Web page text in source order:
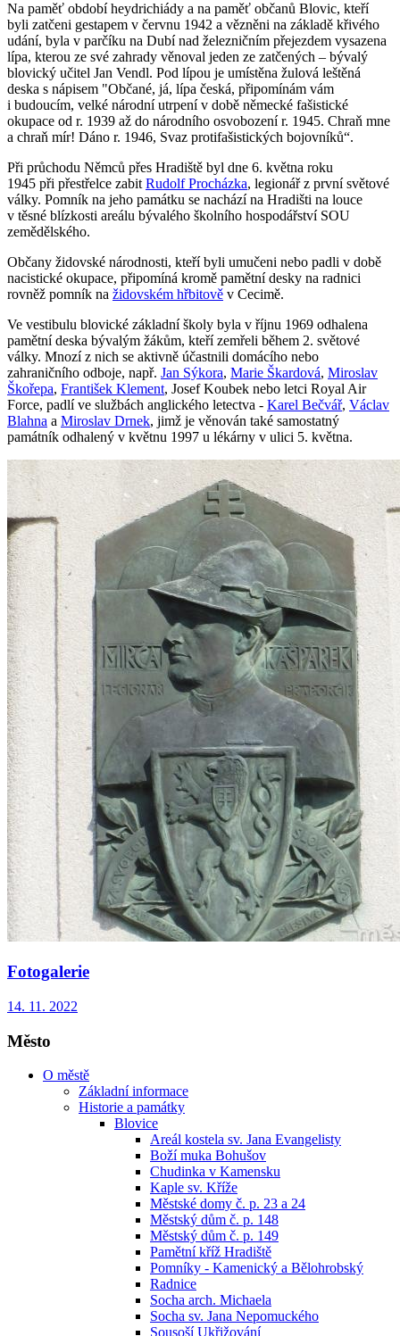
Na paměť období heydrichiády a na paměť občanů Blovic, kteří
byli zatčeni gestapem v červnu 1942 a vězněni na základě křivého
udání, byla v parčíku na Dubí nad železničním přejezdem vysazena
lípa, kterou ze své zahrady věnoval jeden ze zatčených – bývalý
blovický učitel Jan Vendl. Pod lípou je umístěna žulová leštěná
deska s nápisem "Občané, já, lípa česká, připomínám vám
i budoucím, velké národní utrpení v době německé fašistické
okupace od r. 1939 až do národního osvobození r. 1945. Chraň mne
a chraň mír! Dáno r. 1946, Svaz protifašistických bojovníků“.
Při průchodu Němců přes Hradiště byl dne 6. května roku
1945 při přestřelce zabit Rudolf Procházka, legionář z první světové
války. Pomník na jeho památku se nachází na Hradišti na louce
v těsné blízkosti areálu bývalého školního hospodářství SOU
zemědělského.
Občany židovské národnosti, kteří byli umučeni nebo padli v době
nacistické okupace, připomíná kromě pamětní desky na radnici
rovněž pomník na židovském hřbitově v Cecimě.
Ve vestibulu blovické základní školy byla v říjnu 1969 odhalena
pamětní deska bývalým žákům, kteří zemřeli během 2. světové
války. Mnozí z nich se aktivně účastnili domácího nebo
zahraničního odboje, např. Jan Sýkora, Marie Škardová, Miroslav
Škořepa, František Klement, Josef Koubek nebo letci Royal Air
Force, padlí ve službách anglického letectva - Karel Bečvář, Václav
Blahna a Miroslav Drnek, jimž je věnován také samostatný
památník odhalený v květnu 1997 u lékárny v ulici 5. května.
Fotogalerie
14. 11. 2022
Město
O městě
Základní informace
Historie a památky
Blovice
Areál kostela sv. Jana Evangelisty
Boží muka Bohušov
Chudinka v Kamensku
Kaple sv. Kříže
Městské domy č. p. 23 a 24
Městský dům č. p. 148
Městský dům č. p. 149
Pamětní kříž Hradiště
Pomníky - Kamenický a Bělohrobský
Radnice
Socha arch. Michaela
Socha sv. Jana Nepomuckého
Sousoší Ukřižování